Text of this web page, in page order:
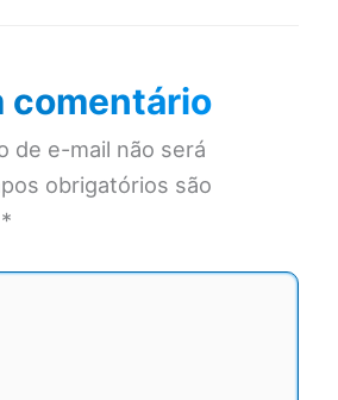
comentário
de e-mail não será
obrigatórios são
*